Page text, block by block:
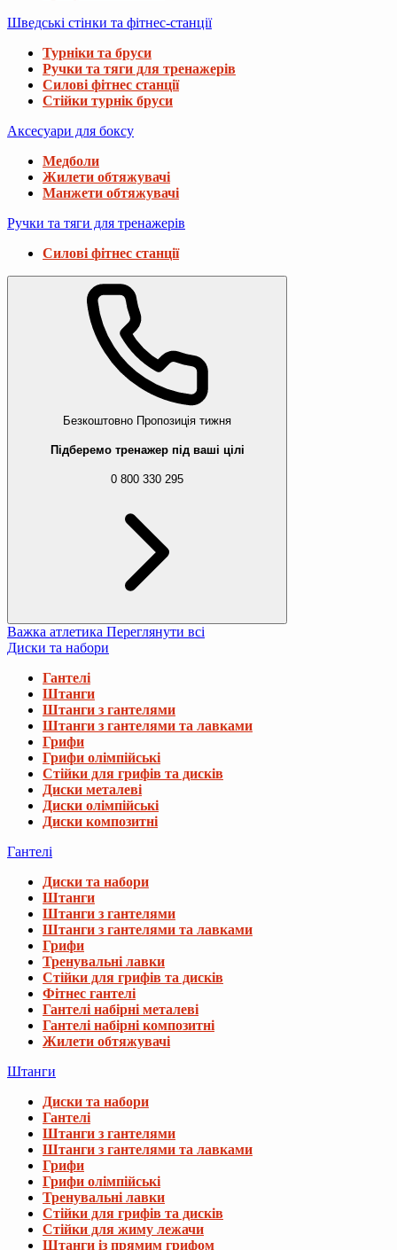
Шведські стінки та фітнес-станції
Турніки та бруси
Ручки та тяги для тренажерів
Силові фітнес станції
Стійки турнік бруси
Аксесуари для боксу
Медболи
Жилети обтяжувачі
Манжети обтяжувачі
Ручки та тяги для тренажерів
Силові фітнес станції
Безкоштовно Пропозиція тижня
Підберемо тренажер під ваші цілі
0 800 330 295
Важка атлетика Переглянути всі
Диски та набори
Гантелі
Штанги
Штанги з гантелями
Штанги з гантелями та лавками
Грифи
Грифи олімпійські
Стійки для грифів та дисків
Диски металеві
Диски олімпійські
Диски композитні
Гантелі
Диски та набори
Штанги
Штанги з гантелями
Штанги з гантелями та лавками
Грифи
Тренувальні лавки
Стійки для грифів та дисків
Фітнес гантелі
Гантелі набірні металеві
Гантелі набірні композитні
Жилети обтяжувачі
Штанги
Диски та набори
Гантелі
Штанги з гантелями
Штанги з гантелями та лавками
Грифи
Грифи олімпійські
Тренувальні лавки
Стійки для грифів та дисків
Стійки для жиму лежачи
Штанги із прямим грифом